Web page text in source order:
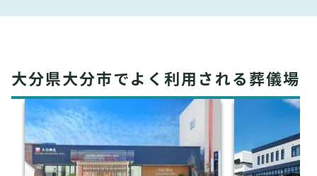
大分県大分市でよく利用される葬儀場